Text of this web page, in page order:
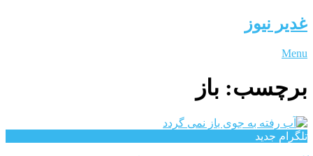
غدیر نیوز
Menu
برچسب: باز
تلگرام جدید